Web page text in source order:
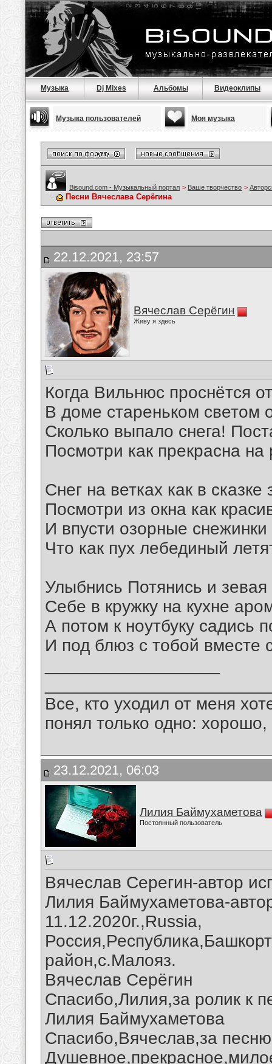
Музыка Dj Mixes Альбомы Видеоклипы
Музыка пользователей Моя музыка
Bisound.com - Музыкальный портал > Ваше творчество >
Песни Вячеслава Серёгина
22.12.2021, 23:57
Вячеслав Серёгин
Живу я здесь
Когда Вильнюс проснётся
В доме стареньком светом
Сколько выпало снега!
Посмотри как прекрасна на
Снег на ветках как в
Посмотри из окна как
И впусти озорные
Что как пух лебединый
Улыбнись Потянись и
Себе в кружку на кухне
А потом к ноутбуку садись
И под блюз с тобой вместе
Все, кто уходил от меня
понял только одно:
23.12.2021, 06:03
Лилия Баймухаметова
Постоянный пользователь
Вячеслав Серегин-автор
Лилия Баймухаметова-
11.12.2020г.,Russia,
район,с.Малояз.
Вячеслав Серёгин
Спасибо,Лилия,за ролик к
Лилия Баймухаметова
Спасибо,Вячеслав,за